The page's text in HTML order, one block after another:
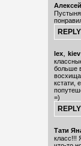
Алексей
lex, kiev
больше
кстати,
=)
Тати
класс!!!